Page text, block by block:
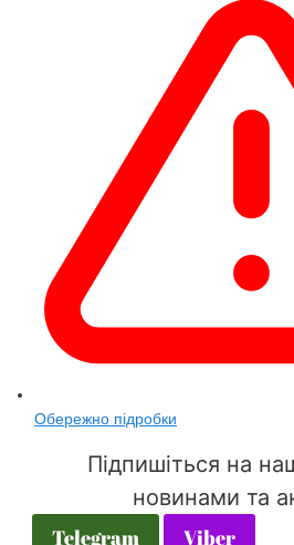
Обережно підробки
Підпишіться на
новинами та
Telegram
Viber